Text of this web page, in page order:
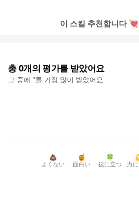
이 스킬 추천합니다
총0개의 평가를 받았어요
그 중에 ''를 가장 많이 받았어요
💩
よくない
🍯
面白い
🍀
役に立つ 力